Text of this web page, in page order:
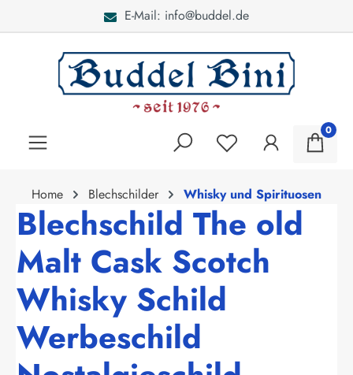
E-Mail: info@buddel.de
0
Home Blechschilder Whisky und Spirituosen
Blechschild The old
Malt Cask Scotch
Whisky Schild
Werbeschild